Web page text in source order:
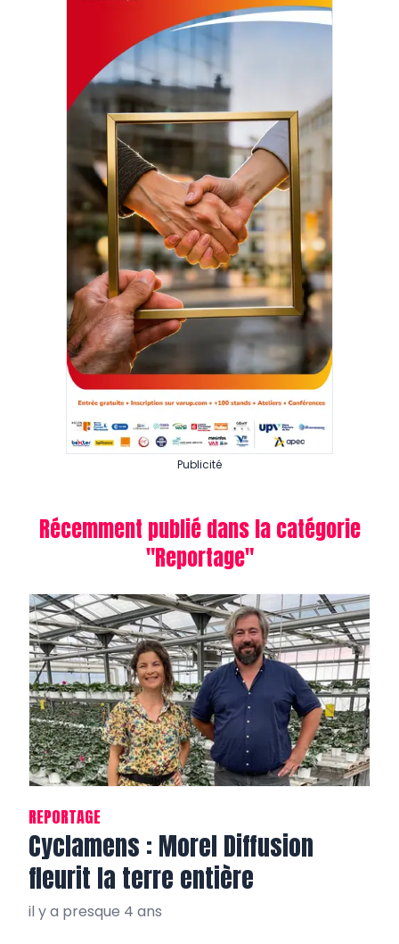
Publicité
Récemment publié dans la catégorie
"Reportage"
REPORTAGE
Cyclamens : Morel Diffusion
fleurit la terre entière
il y a presque 4 ans